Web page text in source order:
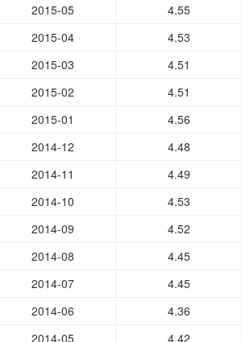
2015-05
4.55
2015-04
4.53
2015-03
4.51
2015-02
4.51
2015-01
4.56
2014-12
4.48
2014-11
4.49
2014-10
4.53
2014-09
4.52
2014-08
4.45
2014-07
4.45
2014-06
4.36
2014-05
4.42